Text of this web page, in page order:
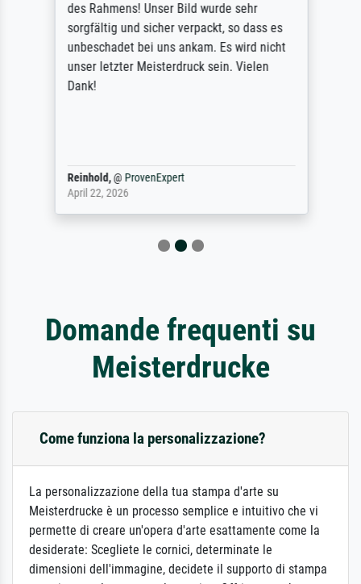
des Rahmens! Unser Bild wurde sehr
sorgfältig und sicher verpackt, so dass es
unbeschadet bei uns ankam. Es wird nicht
unser letzter Meisterdruck sein. Vielen
Dank!
Reinhold,@ ProvenExpert
April 22, 2026
Domande frequenti su
Meisterdrucke
Come funziona la personalizzazione?
La personalizzazione della tua stampa d'arte su
Meisterdrucke è un processo semplice e intuitivo che vi
permette di creare un'opera d'arte esattamente come la
desiderate: Scegliete le cornici, determinate le
dimensioni dell'immagine, decidete il supporto di stampa